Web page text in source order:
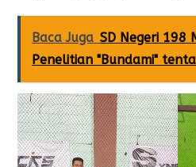
Baca Juga SD Negeri 198
Penelitian "Bundami"